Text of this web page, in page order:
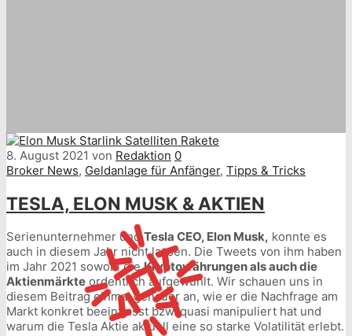
8. August 2021 von Redaktion 0
Broker News, Geldanlage für Anfänger, Tipps & Tricks
TESLA, ELON MUSK & AKTIEN
Serienunternehmer undTesla CEO, Elon Musk, konnte es
auch in diesem Jahr nicht lassen. Die Tweets von ihm haben
im Jahr 2021 sowohl dieKryptowährungen als auch die
Aktienmärkte ordentlich aufgewühlt. Wir schauen uns in
diesem Beitrag einmal genauer an, wie er die Nachfrage am
Markt konkret beeinflusst bzw. quasi manipuliert hat und
warum die Tesla Aktie aktuell eine so starke Volatilität erlebt.